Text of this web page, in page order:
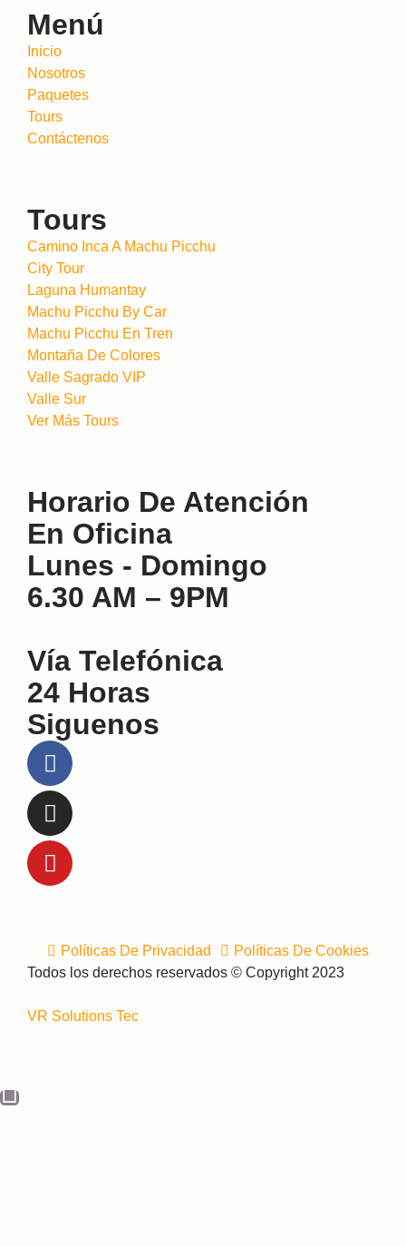
Menú
Inicio
Nosotros
Paquetes
Tours
Contáctenos
Tours
Camino Inca A Machu Picchu
City Tour
Laguna Humantay
Machu Picchu By Car
Machu Picchu En Tren
Montaña De Colores
Valle Sagrado VIP
Valle Sur
Ver Más Tours
Horario De Atención
En Oficina
Lunes - Domingo
6.30 AM – 9PM
Vía Telefónica
24 Horas
Siguenos
Todos los derechos reservados © Copyright 2023
VR Solutions Tec
Políticas De Privacidad Políticas De Cookies